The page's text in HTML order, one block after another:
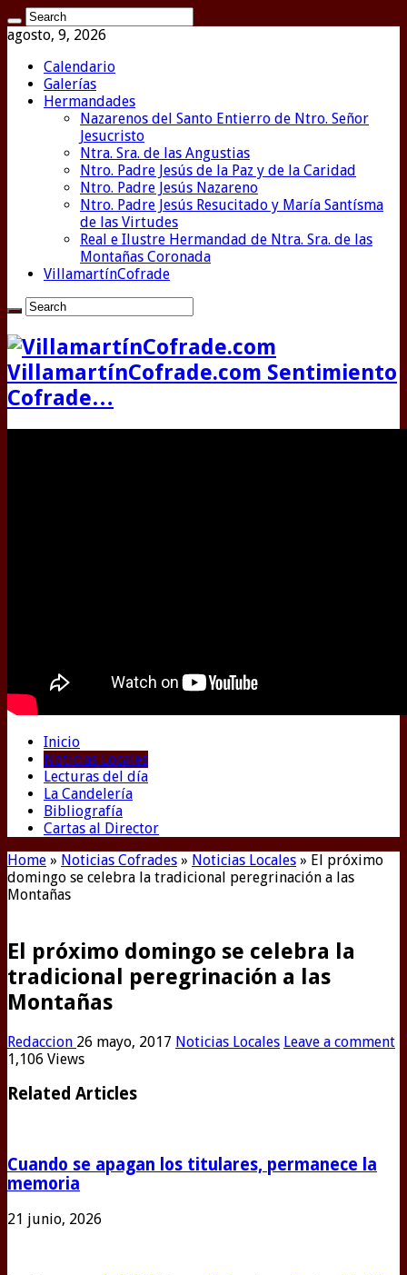
agosto, 9, 2026
Calendario
Galerías
Hermandades
Nazarenos del Santo Entierro de Ntro. Señor
Jesucristo
Ntra. Sra. de las Angustias
Ntro. Padre Jesús de la Paz y de la Caridad
Ntro. Padre Jesús Nazareno
Ntro. Padre Jesús Resucitado y María Santísma
de las Virtudes
Real e Ilustre Hermandad de Ntra. Sra. de las
Montañas Coronada
VillamartínCofrade
VillamartínCofrade.com Sentimiento
Cofrade…
Inicio
Noticias Locales
Lecturas del día
La Candelería
Bibliografía
Cartas al Director
Home » Noticias Cofrades » Noticias Locales » El próximo
domingo se celebra la tradicional peregrinación a las
Montañas
El próximo domingo se celebra la
tradicional peregrinación a las
Montañas
Redaccion 26 mayo, 2017 Noticias Locales Leave a comment
1,106 Views
Related Articles
Cuando se apagan los titulares, permanece la
memoria
21 junio, 2026